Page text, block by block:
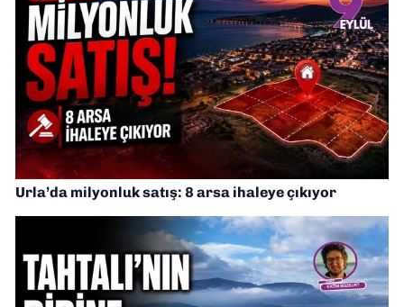
Urla’da milyonluk satış: 8 arsa ihaleye çıkıyor